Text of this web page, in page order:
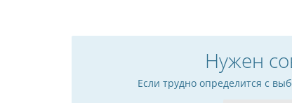
Нужен
Если трудно определится с